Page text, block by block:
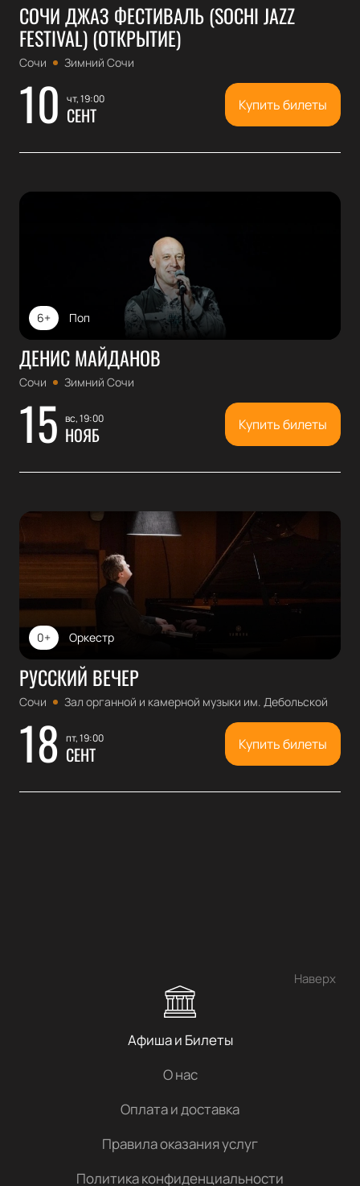
СОЧИ ДЖАЗ ФЕСТИВАЛЬ (SOCHI JAZZ
FESTIVAL) (ОТКРЫТИЕ)
Сочи Зимний Сочи
10 чт, 19:00
СЕНТ Купить билеты
Поп
6+
ДЕНИС МАЙДАНОВ
Сочи Зимний Сочи
15 вс, 19:00
НОЯБ Купить билеты
Оркестр
0+
РУССКИЙ ВЕЧЕР
Сочи Зал органной и камерной музыки им. Дебольской
18 пт, 19:00
СЕНТ Купить билеты
Наверх
Афиша и Билеты
О нас
Оплата и доставка
Правила оказания услуг
Политика конфиденциальности